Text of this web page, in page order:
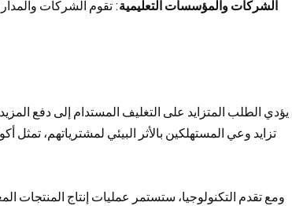
- الشركات والمؤسسات التعليمية: تقوم الشركات
يؤدي الطلب المتزايد على التغليف المستدام إلى دفع
تزايد وعي المستهلكين بالأثر البيئي لمشترياتهم،
ومع تقدم التكنولوجيا، ستستمر عمليات إنتاج